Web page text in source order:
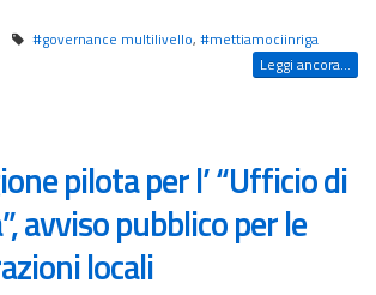
#governance multilivello,#mettiamociinriga
Leggi ancora...
pilota per l’ “Ufficio di
avviso pubblico per le
locali